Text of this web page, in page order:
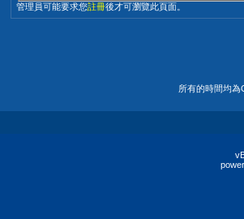
管理員可能要求您註冊後才可瀏覽此頁面。
所有的時間均為